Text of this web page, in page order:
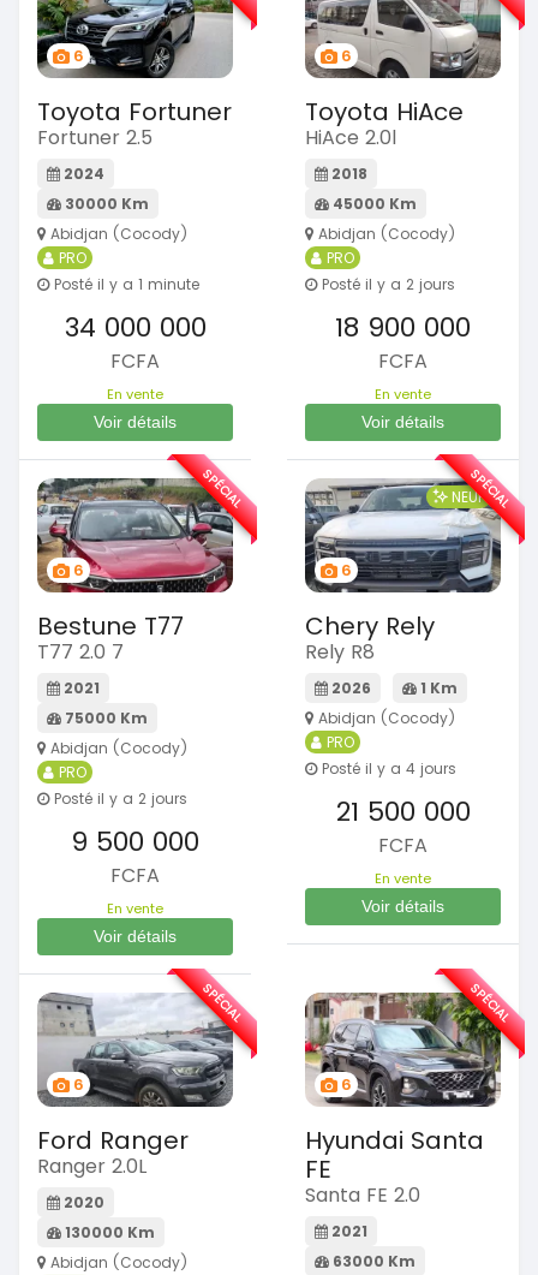
6
Toyota Fortuner
Fortuner 2.5
2024
30000 Km
Abidjan (Cocody)
PRO
Posté il y a 1 minute
34 000 000
FCFA
En vente
Voir détails
6
Toyota HiAce
HiAce 2.0l
2018
45000 Km
Abidjan (Cocody)
PRO
Posté il y a 2 jours
18 900 000
FCFA
En vente
Voir détails
6
Bestune T77
T77 2.0 7
2021
75000 Km
Abidjan (Cocody)
PRO
Posté il y a 2 jours
9 500 000
FCFA
En vente
Voir détails
SPÉCIAL
6
NEUF
Chery Rely
Rely R8
2026
1 Km
Abidjan (Cocody)
PRO
Posté il y a 4 jours
21 500 000
FCFA
En vente
Voir détails
SPÉCIAL
6
Ford Ranger
Ranger 2.0L
2020
130000 Km
Abidjan (Cocody)
SPÉCIAL
6
Hyundai Santa
FE
Santa FE 2.0
2021
63000 Km
SPÉCIAL